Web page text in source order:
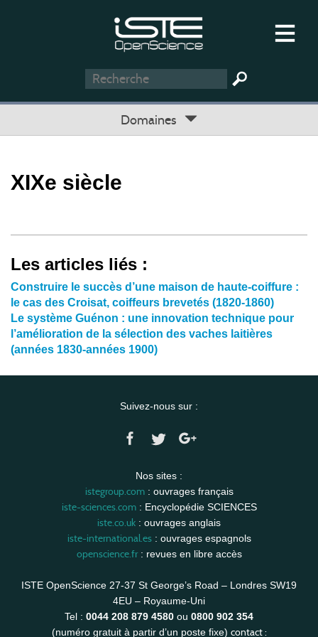
Domaines
XIXe siècle
Les articles liés :
Construire le succès d’une maison de haute-coiffure :
le cas des Croisat, coiffeurs brevetés (1820-1860)
Le système Guénon : une innovation technique pour
l’amélioration de la sélection des vaches laitières
(années 1830-années 1900)
Suivez-nous sur :
Nos sites :
istegroup.com: ouvrages français
iste-sciences.com: Encyclopédie SCIENCES
iste.co.uk : ouvrages anglais
iste-international.es: ouvrages espagnols
openscience.fr: revues en libre accès
ISTE OpenScience 27-37 St George’s Road – Londres SW19
4EU – Royaume-Uni
Tel : 0044 208 879 4580 ou 0800 902 354
(numéro gratuit à partir d’un poste fixe) contact :